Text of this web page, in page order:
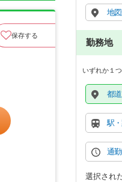
保存する
地
勤務地
いずれか１
都
駅
通
選択され